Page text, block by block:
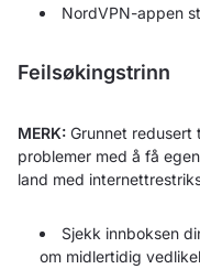
NordVPN-appen
Feilsøkingstrinn
MERK: Grunnet redusert
problemer med å få
land med
Sjekk innboksen
om midlertidig